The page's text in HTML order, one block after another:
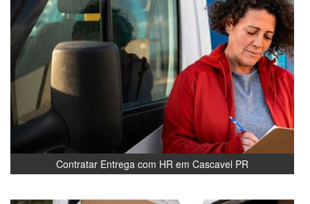
Contratar Entrega com HR em Cascavel PR